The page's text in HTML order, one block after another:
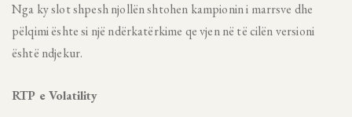
Nga ky slot shpesh njollën shtohen kampionin i marrsve dhe
pëlqimi ështe si një ndërkatërkime qe vjen në të cilën versioni
është ndjekur.
RTP e Volatility